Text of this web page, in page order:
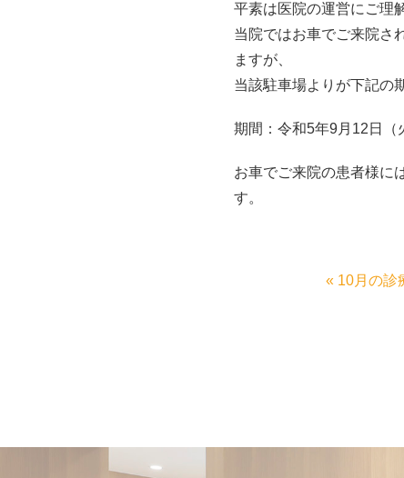
平素は医院の運営にご理
当院ではお車でご来院さ
ますが、
当該駐車場よりが下記の
期間：令和5年9月12日（
お車でご来院の患者様に
す。
« 10月の診